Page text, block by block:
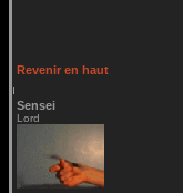
Revenir en haut
Sensei
Lord